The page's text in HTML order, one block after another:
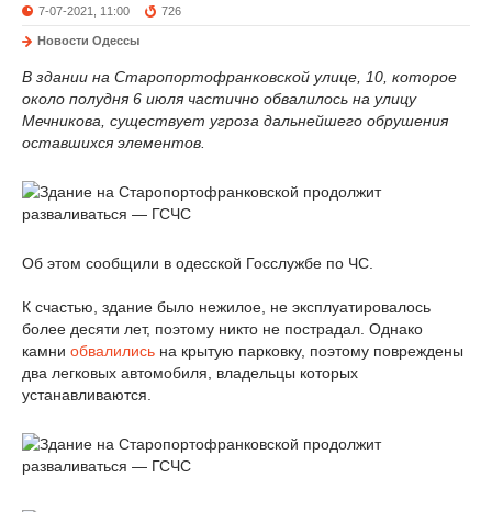
7-07-2021, 11:00 726
Новости Одессы
В здании на Старопортофранковской улице, 10, которое
около полудня 6 июля частично обвалилось на улицу
Мечникова, существует угроза дальнейшего обрушения
оставшихся элементов.
Об этом сообщили в одесской Госслужбе по ЧС.
К счастью, здание было нежилое, не эксплуатировалось
более десяти лет, поэтому никто не пострадал. Однако
камни обвалились на крытую парковку, поэтому повреждены
два легковых автомобиля, владельцы которых
устанавливаются.